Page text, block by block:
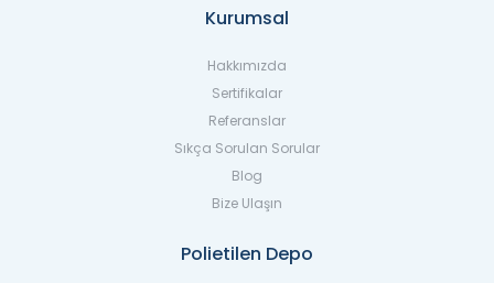
Kurumsal
Hakkımızda
Sertifikalar
Referanslar
Sıkça Sorulan Sorular
Blog
Bize Ulaşın
Polietilen Depo